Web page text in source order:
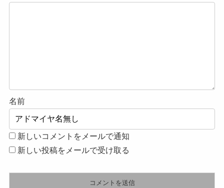
名前
新しいコメントをメールで通知
新しい投稿をメールで受け取る